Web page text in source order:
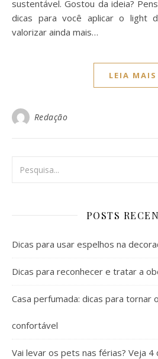
sustentável. Gostou da ideia?
dicas para você aplicar o light
valorizar ainda mais…
LEIA MAIS
Redação
POSTS
Dicas para usar espelhos na
Dicas para reconhecer e tratar a
Casa perfumada: dicas para tornar
confortável
Vai levar os pets nas férias? Veja 4